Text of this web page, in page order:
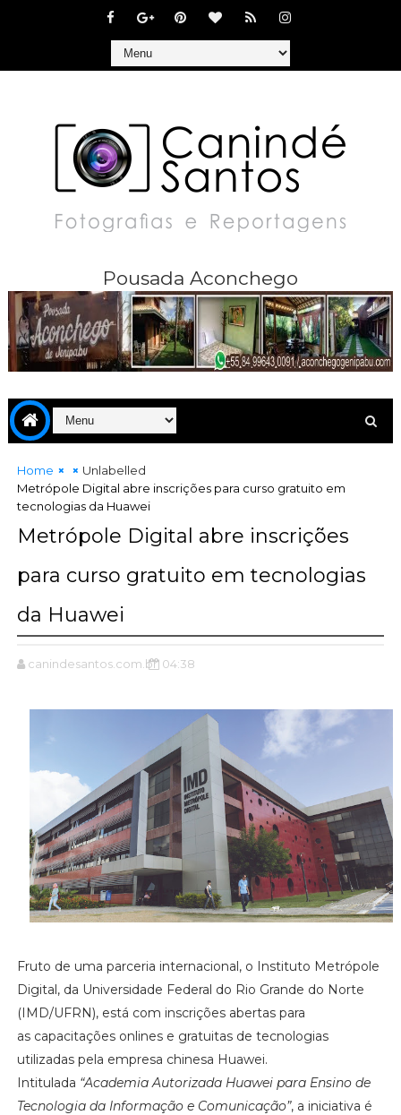
Pousada Aconchego
Home
Unlabelled
Metrópole Digital abre inscrições para curso gratuito em
tecnologias da Huawei
Metrópole Digital abre inscrições
para curso gratuito em tecnologias
da Huawei
canindesantos.com.br 04:38
Fruto de uma parceria internacional, o Instituto Metrópole
Digital, da Universidade Federal do Rio Grande do Norte
(IMD/UFRN), está com inscrições abertas para
as capacitações onlines e gratuitas de tecnologias
utilizadas pela empresa chinesa Huawei.
Intitulada “Academia Autorizada Huawei para Ensino de
Tecnologia da Informação e Comunicação”, a iniciativa é